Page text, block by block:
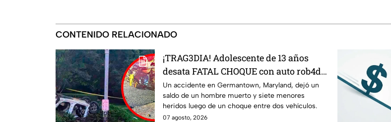
CONTENIDO RELACIONADO
¡TRAG3DIA! Adolescente de 13 años
desata FATAL CHOQUE con auto rob4do:
reportan un mu3rto y siete menores
heridos
Un accidente en Germantown, Maryland, dejó un
saldo de un hombre muerto y siete menores
heridos luego de un choque entre dos vehículos.
07 agosto, 2026